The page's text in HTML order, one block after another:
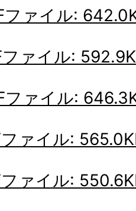
ファイル:
ァイル:
ファイル:
ァイル:
ァイル: